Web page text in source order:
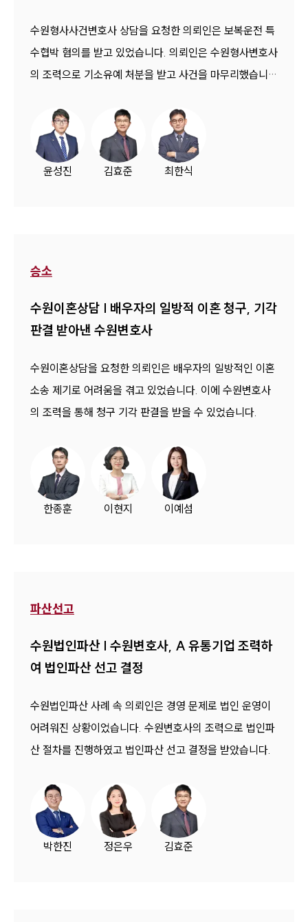
수원형사사건변호사 상담을 요청한 의뢰인은 보복운전 특
수협박 혐의를 받고 있었습니다. 의뢰인은 수원형사변호사
의 조력으로 기소유예 처분을 받고 사건을 마무리했습니
윤성진 김효준 최한식
승소
수원이혼상담 | 배우자의 일방적 이혼 청구, 기각
판결 받아낸 수원변호사
수원이혼상담을 요청한 의뢰인은 배우자의 일방적인 이혼
소송 제기로 어려움을 겪고 있었습니다. 이에 수원변호사
의 조력을 통해 청구 기각 판결을 받을 수 있었습니다.
한종훈 이현지 이예섬
파산선고
수원법인파산 | 수원변호사, A 유통기업 조력하
여 법인파산 선고 결정
수원법인파산 사례 속 의뢰인은 경영 문제로 법인 운영이
어려워진 상황이었습니다. 수원변호사의 조력으로 법인파
산 절차를 진행하였고 법인파산 선고 결정을 받았습니다.
박한진 정은우 김효준